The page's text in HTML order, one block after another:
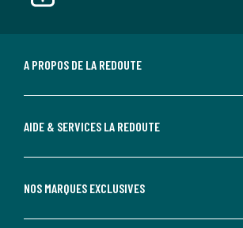
A PROPOS DE LA REDOUTE
AIDE & SERVICES LA REDOUTE
NOS MARQUES EXCLUSIVES